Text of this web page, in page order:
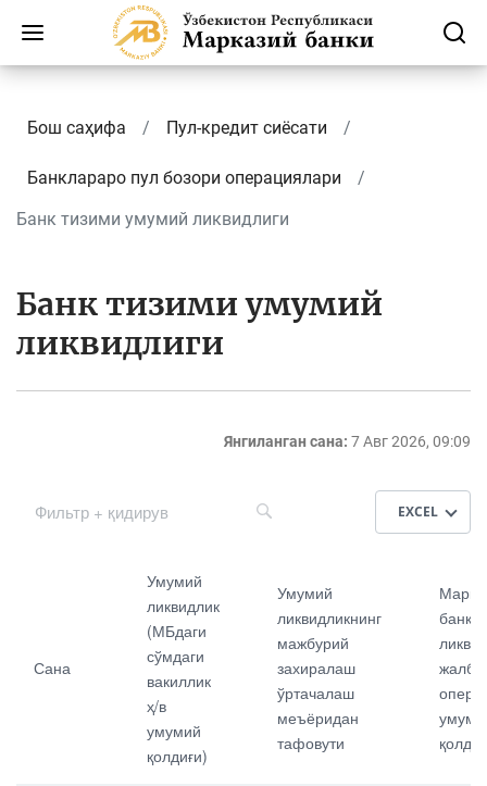
Бош саҳифа Пул-кредит сиёсати
Банклараро пул бозори операциялари
Банк тизими умумий ликвидлиги
Банк тизими умумий
ликвидлиги
Янгиланган сана: 7 Авг 2026, 09:09
EXCEL
ум
Ма
рк
аз
ий
ба
нк
нг
кви
Сана
Умумий
ликвидлик
(МБдаги
сўмдаги
вакиллик
ҳ/в
умумий
қолдиғи)
Умумий
ликвидликнинг
мажбурий
захиралаш
ўртачалаш
меъёридан
тафовути
жалб